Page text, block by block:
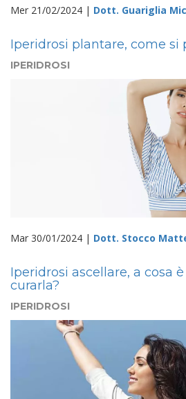
Mer 21/02/2024 | Dott. Guariglia
Iperidrosi plantare, come si
IPERIDROSI
Mar 30/01/2024 | Dott. Stocco
Iperidrosi ascellare, a cosa
curarla?
IPERIDROSI